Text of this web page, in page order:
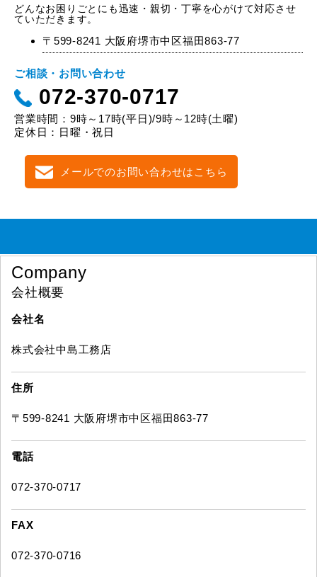
どんなお困りごとにも迅速・親切・丁寧を心がけて対応させ
ていただきます。
〒599-8241 大阪府堺市中区福田863-77
ご相談・お問い合わせ
072-370-0717
営業時間：9時～17時(平日)/9時～12時(土曜)
定休日：日曜・祝日
メールでのお問い合わせはこちら
Company
会社概要
会社名
株式会社中島工務店
住所
〒599-8241 大阪府堺市中区福田863-77
電話
072-370-0717
FAX
072-370-0716